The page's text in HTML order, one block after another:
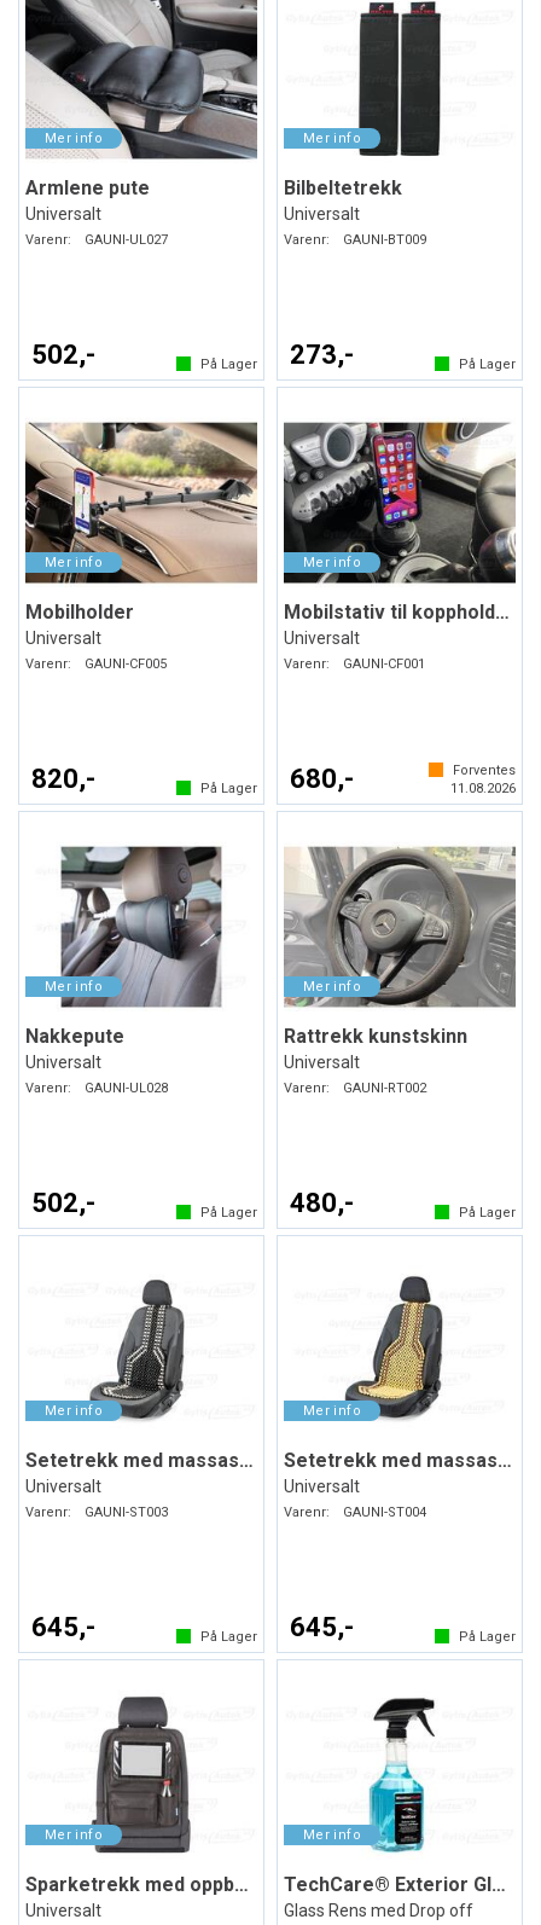
Armlene pute
Universalt
Varenr: GAUNI-UL027
502,- På Lager
Bilbeltetrekk
Universalt
Varenr: GAUNI-BT009
273,- På Lager
Mobilholder
Universalt
Varenr: GAUNI-CF005
820,- På Lager
Mobilstativ til koppholderen
Universalt
Varenr: GAUNI-CF001
680,-
Forventes
11.08.2026
Nakkepute
Universalt
Varenr: GAUNI-UL028
502,- På Lager
Rattrekk kunstskinn
Universalt
Varenr: GAUNI-RT002
480,- På Lager
Setetrekk med massasjekuler
Universalt
Varenr: GAUNI-ST003
645,- På Lager
Setetrekk med massasjekuler
Universalt
Varenr: GAUNI-ST004
645,- På Lager
Sparketrekk med oppbevaring
Universalt
TechCare® Exterior Glass Cleaner
Glass Rens med Drop off